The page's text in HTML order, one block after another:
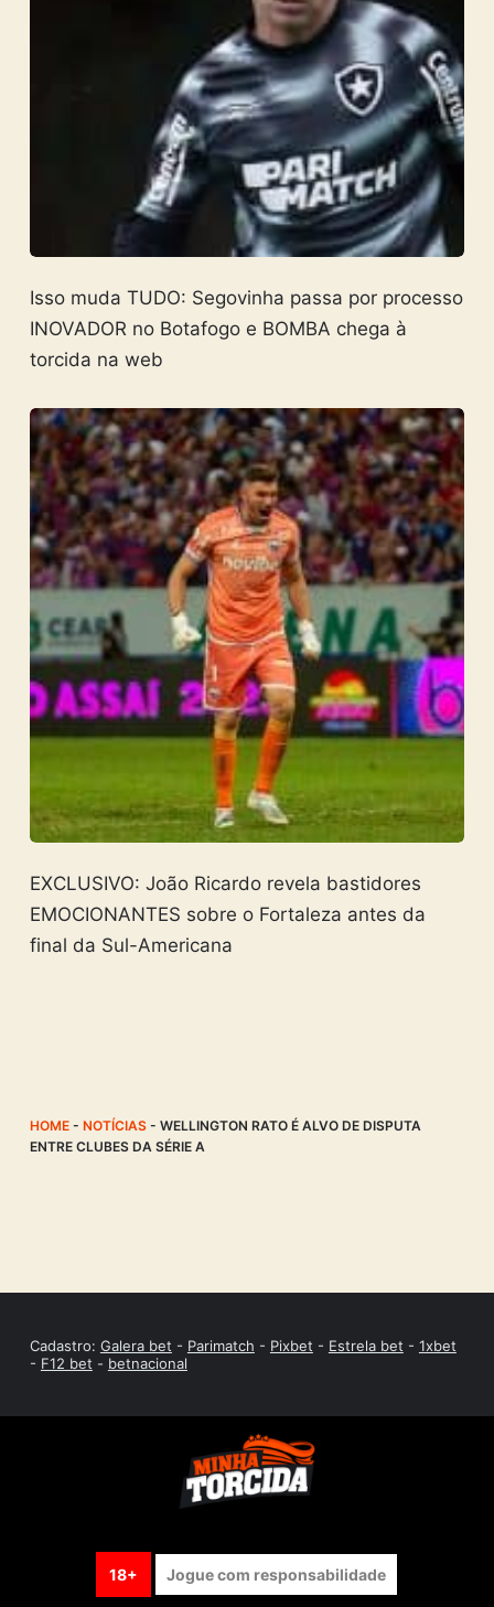
Isso muda TUDO: Segovinha passa por processo
INOVADOR no Botafogo e BOMBA chega à
torcida na web
EXCLUSIVO: João Ricardo revela bastidores
EMOCIONANTES sobre o Fortaleza antes da
final da Sul-Americana
HOME- NOTÍCIAS- WELLINGTON RATO É ALVO DE DISPUTA
ENTRE CLUBES DA SÉRIE A
Cadastro: Galera bet - Parimatch - Pixbet - Estrela bet - 1xbet
- F12 bet - betnacional
18+ Jogue com responsabilidade